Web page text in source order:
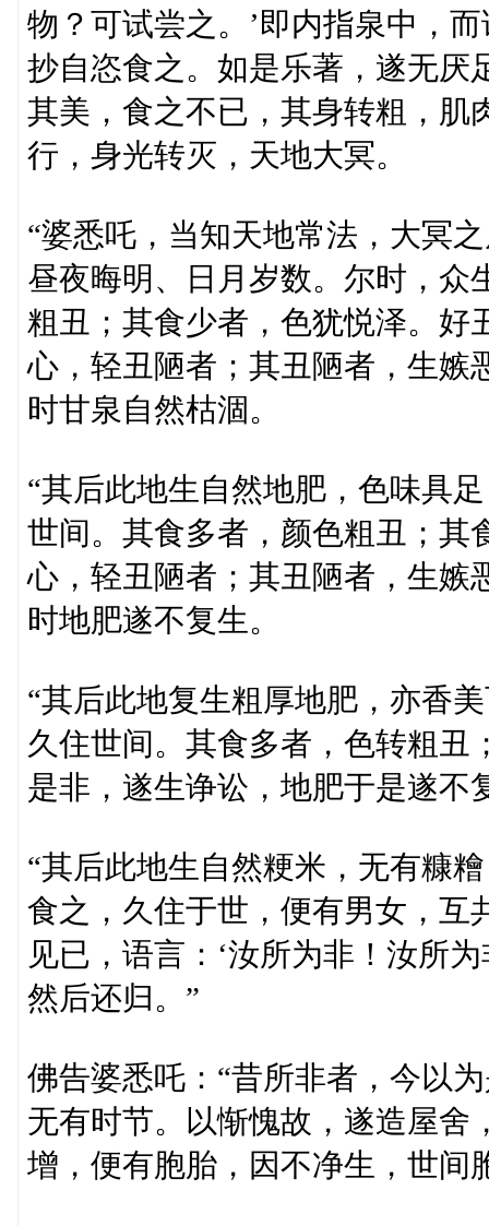
物？可试尝之。’即内指泉中，
抄自恣食之。如是乐著，遂无厌
其美，食之不已，其身转粗，肌
行，身光转灭，天地大冥。
“婆悉吒，当知天地常法，大冥
昼夜晦明、日月岁数。尔时，众
粗丑；其食少者，色犹悦泽。好
心，轻丑陋者；其丑陋者，生嫉
时甘泉自然枯涸。
“其后此地生自然地肥，色味具
世间。其食多者，颜色粗丑；其
心，轻丑陋者；其丑陋者，生嫉
时地肥遂不复生。
“其后此地复生粗厚地肥，亦香
久住世间。其食多者，色转粗丑
是非，遂生诤讼，地肥于是遂不
“其后此地生自然粳米，无有糠
食之，久住于世，便有男女，互
见已，语言：‘汝所为非！汝所
然后还归。”
佛告婆悉吒：“昔所非者，今以
无有时节。以惭愧故，遂造屋舍
增，便有胞胎，因不净生，世间